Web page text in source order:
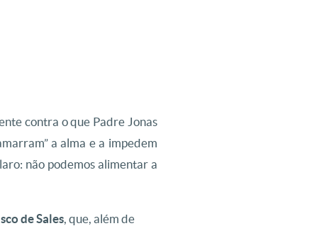
contra o que Padre Jonas
a alma e a impedem
não podemos alimentar a
de Sales , que, além de